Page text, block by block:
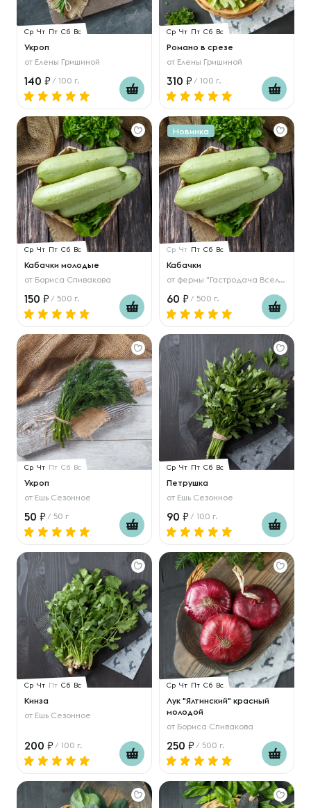
Ср Чт Пт Сб Вс
Укроп
от Елены Гришиной
140 / 100 г.
Ср Чт Пт Сб Вс
Романо в срезе
от Елены Гришиной
310 / 100 г.
Ср Чт Пт Сб Вс
Кабачки молодые
от Бориса Спивакова
150 / 500 г.
Новинка
Ср Чт Пт Сб Вс
Кабачки
от фермы "Гастродача Вселуг"
60 / 500 г.
Ср Чт Пт Сб Вс
Укроп
от Ешь Сезонное
50 / 50 г
Ср Чт Пт Сб Вс
Петрушка
от Ешь Сезонное
90 / 100 г.
Ср Чт Пт Сб Вс
Кинза
от Ешь Сезонное
200 / 100 г.
Ср Чт Пт Сб Вс
Лук "Ялтинский" красный
молодой
от Бориса Спивакова
250 / 500 г.